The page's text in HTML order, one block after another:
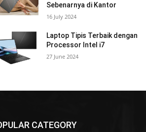
Sebenarnya di Kantor
16 July 2024
Laptop Tipis Terbaik dengan
Processor Intel i7
27 June 2024
CATEGORY